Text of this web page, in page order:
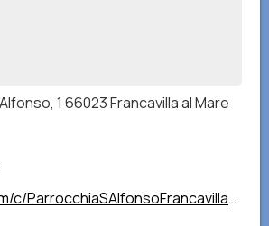
1 66023 Francavilla al Mare
ParrocchiaSAlfonsoFrancavillaalMare